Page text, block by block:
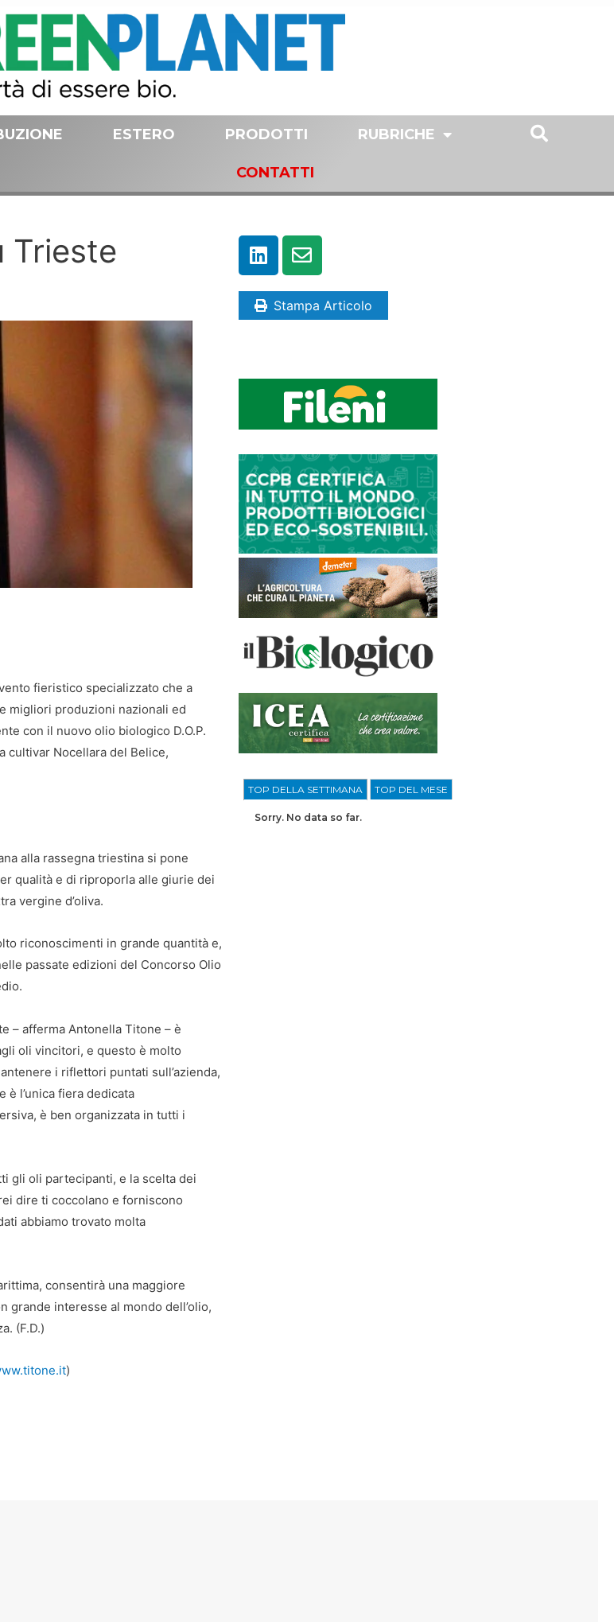
ESTERO PRODOTTI RUBRICHE
CONTATTI
Trieste
fieristico specializzato che a
migliori produzioni nazionali ed
con il nuovo olio biologico D.O.P.
cultivar Nocellara del Belice,
alla rassegna triestina si pone
qualità e di riproporla alle giurie dei
vergine d’oliva.
riconoscimenti in grande quantità e,
passate edizioni del Concorso Olio
– afferma Antonella Titone – è
oli vincitori, e questo è molto
i riflettori puntati sull’azienda,
l’unica fiera dedicata
è ben organizzata in tutti i
gli oli partecipanti, e la scelta dei
dire ti coccolano e forniscono
abbiamo trovato molta
consentirà una maggiore
grande interesse al mondo dell’olio,
(F.D.)
)
Stampa Articolo
TOP DELLA SETTIMANA TOP DEL MESE
Sorry. No data so far.